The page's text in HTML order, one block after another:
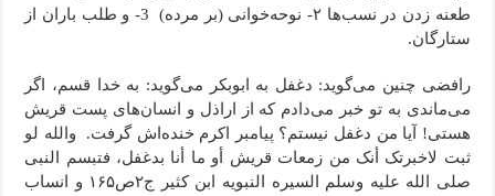
طعنه زدن در نسب‌ها ۲- نوحه‌خوانی (بر مرده) 3- و طلب باران از
ستارگان.
رافضی چنین می‌گوید: دغفل به ابوبکر می‌گوید: به خدا قسم، اگر
می‌ماندی به تو خبر می‌دادم که از اراذل و انسان‌های پست قریش
هستی! آیا من دغفل نیستم؟ پیامبر اکرم خنده‌اش گرفت. والله لو
ثبت لاخبرتک أنک من زمعات قریش أو ما أنا بدغفل، فتبسم النبی
صلى الله علیه وسلم السیره النبویه ابن کثیر ج۲ص۱۶۵ و انساب